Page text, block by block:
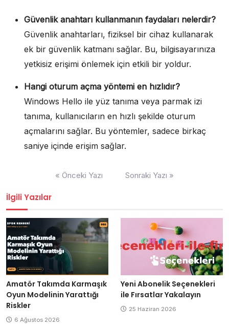
Güvenlik anahtarı kullanmanın faydaları nelerdir?
Güvenlik anahtarları, fiziksel bir cihaz kullanarak
ek bir güvenlik katmanı sağlar. Bu, bilgisayarınıza
yetkisiz erişimi önlemek için etkili bir yoldur.
Hangi oturum açma yöntemi en hızlıdır?
Windows Hello ile yüz tanıma veya parmak izi
tanıma, kullanıcıların en hızlı şekilde oturum
açmalarını sağlar. Bu yöntemler, sadece birkaç
saniye içinde erişim sağlar.
« Önceki Yazı Sonraki Yazı »
İlgili Yazılar
Amatör Takımda Karmaşık
Oyun Modelinin Yarattığı
Riskler
6 Ağustos 2026
Yeni Abonelik Seçenekleri
ile Fırsatlar Yakalayın
25 Haziran 2026